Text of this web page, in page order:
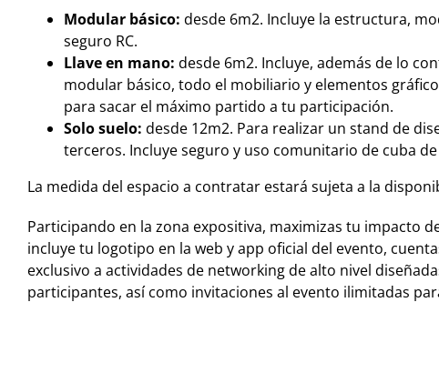
Modular básico: desde 6m2. Incluye la estructura,
seguro RC.
Llave en mano: desde 6m2. Incluye, además de lo
modular básico, todo el mobiliario y elementos
para sacar el máximo partido a tu participación.
Solo suelo: desde 12m2. Para realizar un stand de
terceros. Incluye seguro y uso comunitario de cuba
La medida del espacio a contratar estará sujeta a la
Participando en la zona expositiva, maximizas tu impacto
incluye tu logotipo en la web y app oficial del evento,
exclusivo a actividades de networking de alto nivel
participantes, así como invitaciones al evento ilimitadas